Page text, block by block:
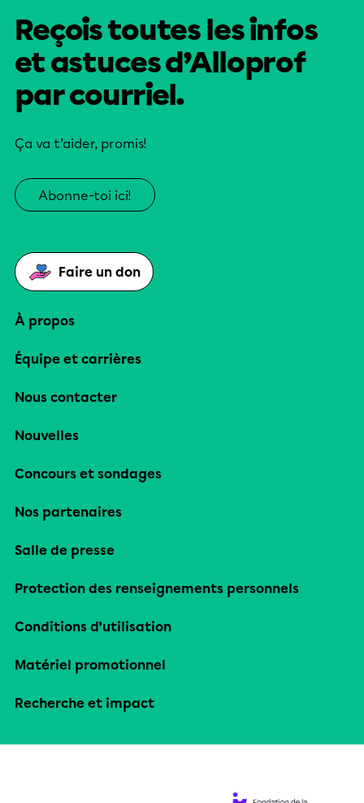
Reçois toutes les infos
et astuces d’Alloprof
par courriel.
Ça va t’aider, promis!
Abonne-toi ici!
Faire un don
À propos
Équipe et carrières
Nous contacter
Nouvelles
Concours et sondages
Nos partenaires
Salle de presse
Protection des renseignements personnels
Conditions d’utilisation
Matériel promotionnel
Recherche et impact